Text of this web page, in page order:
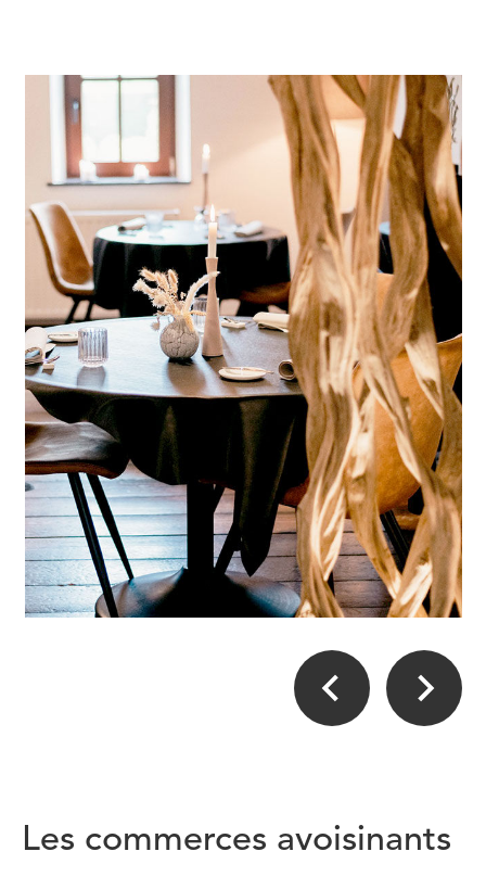
Les commerces avoisinants